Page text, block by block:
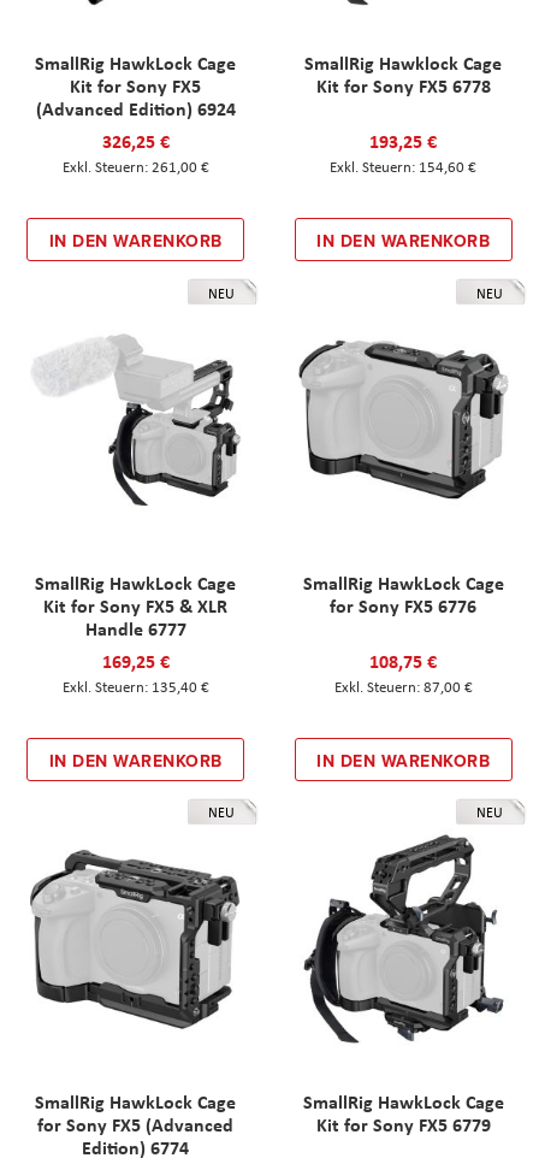
SmallRig HawkLock Cage
Kit for Sony FX5
(Advanced Edition) 6924
326,25 €
261,00 €
IN DEN WARENKORB
SmallRig Hawklock Cage
Kit for Sony FX5 6778
193,25 €
154,60 €
IN DEN WARENKORB
NEU
SmallRig HawkLock Cage
Kit for Sony FX5 & XLR
Handle 6777
169,25 €
135,40 €
IN DEN WARENKORB
NEU
SmallRig HawkLock Cage
for Sony FX5 6776
108,75 €
87,00 €
IN DEN WARENKORB
NEU
SmallRig HawkLock Cage
for Sony FX5 (Advanced
Edition) 6774
NEU
SmallRig HawkLock Cage
Kit for Sony FX5 6779